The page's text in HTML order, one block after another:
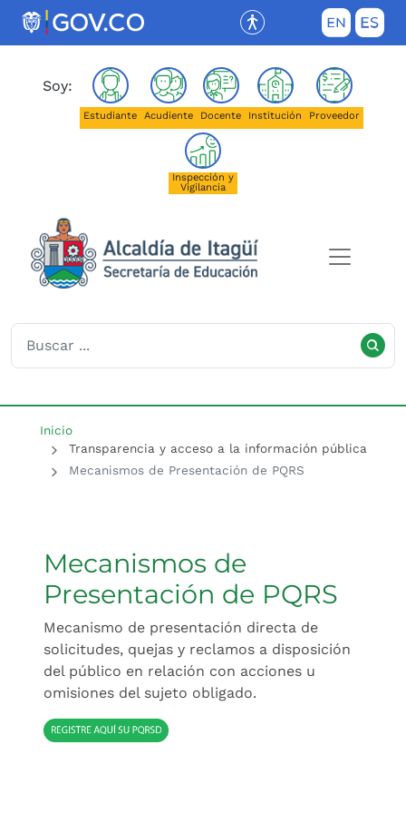
Saltar al contenido principal
(Este enlace abrirá una nueva
Soy:
Estudiante Acudiente Docente Institución Proveedor
Inspección y
Vigilancia
Inicio
Transparencia y acceso a la información pública
Mecanismos de Presentación de PQRS
Mecanismos de
Presentación de PQRS
Mecanismo de presentación directa de
solicitudes, quejas y reclamos a disposición
del público en relación con acciones u
omisiones del sujeto obligado.